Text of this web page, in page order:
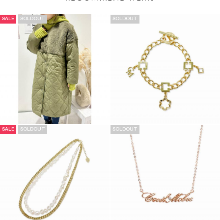
SALE SOLDOUT SOLDOUT
SALE SOLDOUT SOLDOUT